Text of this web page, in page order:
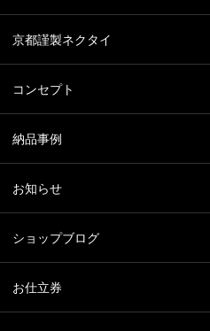
京都謹製ネクタイ
コンセプト
納品事例
お知らせ
ショップブログ
お仕立券